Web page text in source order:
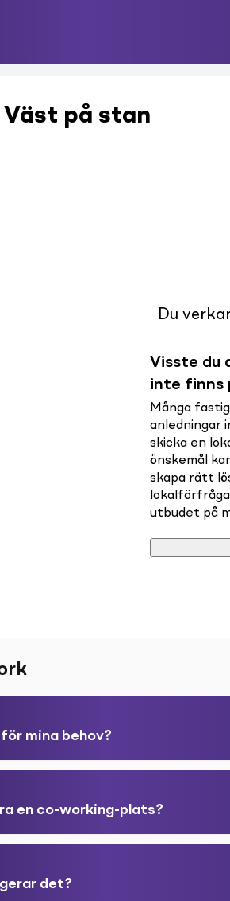
på stan
Du
Visste du
inte finns
Många
anledningar
skicka en
önskemål
skapa rätt
utbudet på
mina behov?
en co-working-plats?
det?